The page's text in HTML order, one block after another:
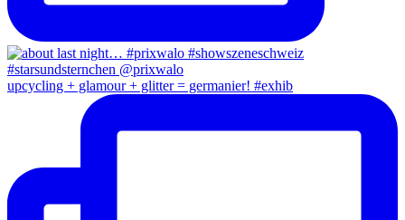
upcycling + glamour + glitter = germanier! #exhib